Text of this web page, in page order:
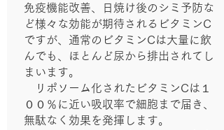
免疫機能改善、日焼け後のシミ予防な
ど様々な効能が期待されるビタミンC
ですが、通常のビタミンCは大量に飲
んでも、ほとんど尿から排出されてし
まいます。
リポソーム化されたビタミンCは１
００％に近い吸収率で細胞まで届き、
無駄なく効果を発揮します。